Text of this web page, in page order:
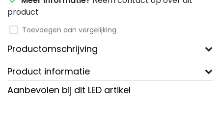
product
Toevoegen aan vergelijking
Productomschrijving
Product informatie
Aanbevolen bij dit LED artikel